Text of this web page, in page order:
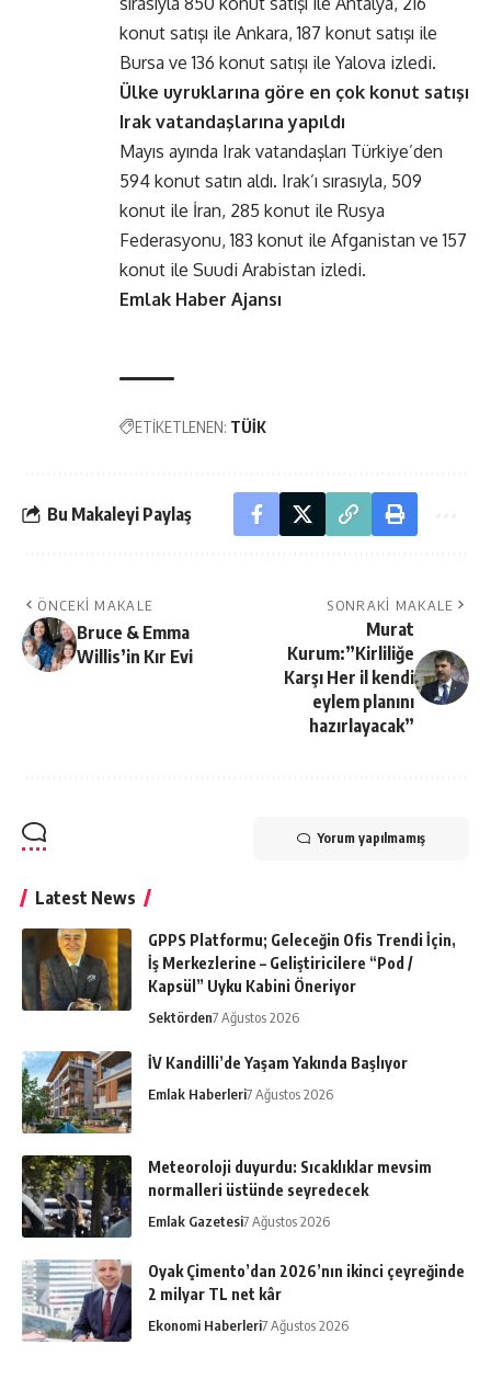
konut satışı ile Ankara, 187 konut satışı ile
Bursa ve 136 konut satışı ile Yalova izledi.
Ülke uyruklarına göre en çok konut satışı
Irak vatandaşlarına yapıldı
Mayıs ayında Irak vatandaşları Türkiye’den
594 konut satın aldı. Irak’ı sırasıyla, 509
konut ile İran, 285 konut ile Rusya
Federasyonu, 183 konut ile Afganistan ve 157
konut ile Suudi Arabistan izledi.
Emlak Haber Ajansı
ETİKETLENEN: TÜİK
Bu Makaleyi Paylaş
ÖNCEKI MAKALE
Bruce & Emma
Willis’in Kır Evi
SONRAKI MAKALE
Murat
Kurum:”Kirliliğe
Karşı Her il kendi
eylem planını
hazırlayacak”
Yorum yapılmamış
Latest News
GPPS Platformu; Geleceğin Ofis Trendi İçin,
İş Merkezlerine – Geliştiricilere “Pod /
Kapsül” Uyku Kabini Öneriyor
Sektörden7 Ağustos 2026
İV Kandilli’de Yaşam Yakında Başlıyor
Emlak Haberleri7 Ağustos 2026
Meteoroloji duyurdu: Sıcaklıklar mevsim
normalleri üstünde seyredecek
Emlak Gazetesi7 Ağustos 2026
Oyak Çimento’dan 2026’nın ikinci çeyreğinde
2 milyar TL net kâr
Ekonomi Haberleri7 Ağustos 2026